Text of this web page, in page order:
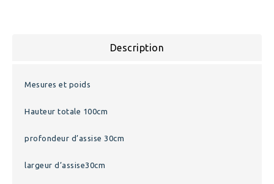
Description
Mesures et poids
Hauteur totale 100cm
profondeur d’assise 30cm
largeur d’assise30cm